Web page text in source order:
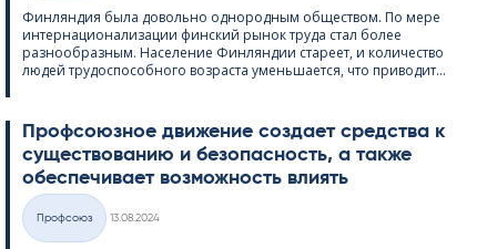
Финляндия была довольно однородным обществом. По мере
интернационализации финский рынок труда стал более
разнообразным. Население Финляндии стареет, и количество
людей трудоспособного возраста уменьшается, что приводит...
Профсоюзное движение создает средства к
существованию и безопасность, а также
обеспечивает возможность влиять
Категории
Профсоюз
13.08.2024